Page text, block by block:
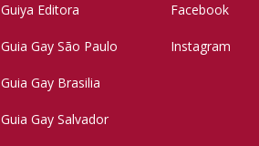
Guiya Editora
Guia Gay São Paulo
Guia Gay Brasilia
Guia Gay Salvador
Facebook
Instagram